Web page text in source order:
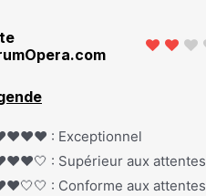
: Exceptionnel
: Supérieur aux attentes
: Conforme aux attentes